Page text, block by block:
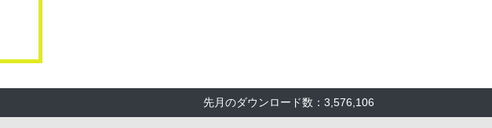
先月のダウンロード数：3,576,106